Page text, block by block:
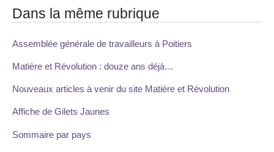
Dans la même rubrique
Assemblée générale de travailleurs à Poitiers
Matière et Révolution : douze ans déjà…
Nouveaux articles à venir du site Matière et Révolution
Affiche de Gilets Jaunes
Sommaire par pays